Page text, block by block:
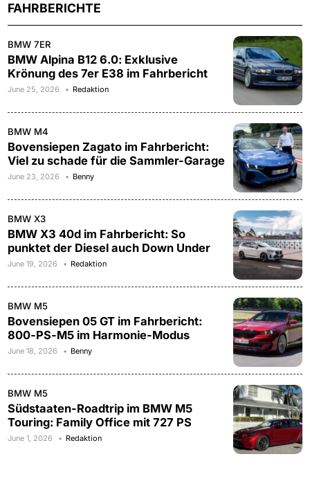
FAHRBERICHTE
BMW 7ER
BMW Alpina B12 6.0: Exklusive
Krönung des 7er E38 im Fahrbericht
June 25, 2026 Redaktion
BMW M4
Bovensiepen Zagato im Fahrbericht:
Viel zu schade für die Sammler-Garage
June 23, 2026 Benny
BMW X3
BMW X3 40d im Fahrbericht: So
punktet der Diesel auch Down Under
June 19, 2026 Redaktion
BMW M5
Bovensiepen 05 GT im Fahrbericht:
800-PS-M5 im Harmonie-Modus
June 18, 2026 Benny
BMW M5
Südstaaten-Roadtrip im BMW M5
Touring: Family Office mit 727 PS
June 1, 2026 Redaktion